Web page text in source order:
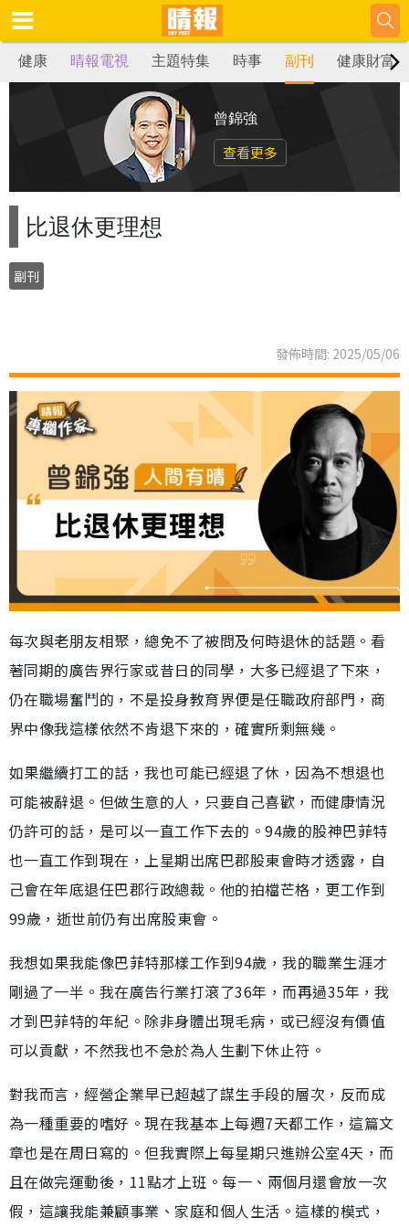
健康 晴報電視 主題特集 時事 副刊 健康財富
曾錦強
查看更多
比退休更理想
副刊
發佈時間: 2025/05/06
每次與老朋友相聚，總免不了被問及何時退休的話題。看
著同期的廣告界行家或昔日的同學，大多已經退了下來，
仍在職場奮鬥的，不是投身教育界便是任職政府部門，商
界中像我這樣依然不肯退下來的，確實所剩無幾。
如果繼續打工的話，我也可能已經退了休，因為不想退也
可能被辭退。但做生意的人，只要自己喜歡，而健康情況
仍許可的話，是可以一直工作下去的。94歲的股神巴菲特
也一直工作到現在，上星期出席巴郡股東會時才透露，自
己會在年底退任巴郡行政總裁。他的拍檔芒格，更工作到
99歲，逝世前仍有出席股東會。
我想如果我能像巴菲特那樣工作到94歲，我的職業生涯才
剛過了一半。我在廣告行業打滾了36年，而再過35年，我
才到巴菲特的年紀。除非身體出現毛病，或已經沒有價值
可以貢獻，不然我也不急於為人生劃下休止符。
對我而言，經營企業早已超越了謀生手段的層次，反而成
為一種重要的嗜好。現在我基本上每週7天都工作，這篇文
章也是在周日寫的。但我實際上每星期只進辦公室4天，而
且在做完運動後，11點才上班。每一、兩個月還會放一次
假，這讓我能兼顧事業、家庭和個人生活。這樣的模式，